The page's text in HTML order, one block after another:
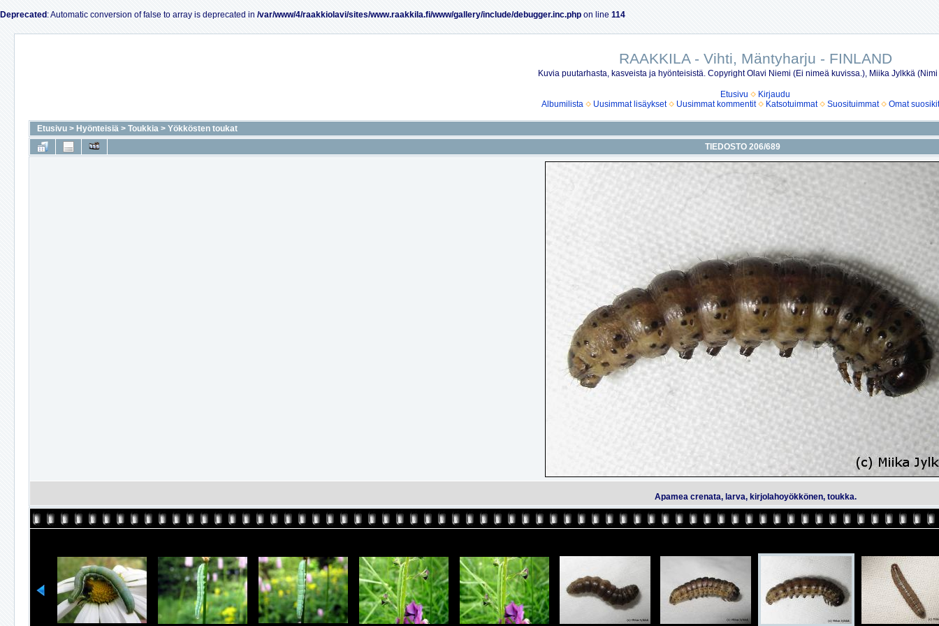
Deprecated : Automatic conversion of false to array is deprecated in /var/www/4/raakkiolavi/sites/www.raakkila.fi/www/gallery/include/debugger.inc.php on line 114
RAAKKILA - Vihti, Mäntyharju - FINLAND
Kuvia puutarhasta, kasveista ja hyönteisistä. Copyright Olavi Niemi (Ei nimeä kuvissa.), Miika Jylkkä
Etusivu
Kirjaudu
Albumilista
Uusimmat lisäykset Uusimmat kommentit Katsotuimmat Suosituimmat Omat suosikit
Etusivu > Hyönteisiä > Toukkia > Yökkösten toukat
TIEDOSTO 206/689
Apamea crenata, larva, kirjolahoyökkönen, toukka.